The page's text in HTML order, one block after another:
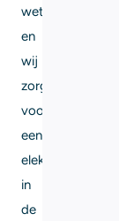
weten
en
wij
zorgen
voor
een
elektricien
in
de